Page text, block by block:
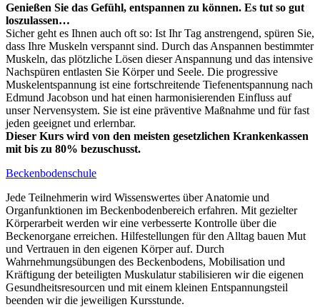
Genießen Sie das Gefühl, entspannen zu können. Es tut so gut
loszulassen…
Sicher geht es Ihnen auch oft so: Ist Ihr Tag anstrengend, spüren Sie,
dass Ihre Muskeln verspannt sind. Durch das Anspannen bestimmter
Muskeln, das plötzliche Lösen dieser Anspannung und das intensive
Nachspüren entlasten Sie Körper und Seele. Die progressive
Muskelentspannung ist eine fortschreitende Tiefenentspannung nach
Edmund Jacobson und hat einen harmonisierenden Einfluss auf
unser Nervensystem. Sie ist eine präventive Maßnahme und für fast
jeden geeignet und erlernbar.
Dieser Kurs wird von den meisten gesetzlichen Krankenkassen
mit bis zu 80% bezuschusst.
Beckenbodenschule
Jede Teilnehmerin wird Wissenswertes über Anatomie und
Organfunktionen im Beckenbodenbereich erfahren. Mit gezielter
Körperarbeit werden wir eine verbesserte Kontrolle über die
Beckenorgane erreichen. Hilfestellungen für den Alltag bauen Mut
und Vertrauen in den eigenen Körper auf. Durch
Wahrnehmungsübungen des Beckenbodens, Mobilisation und
Kräftigung der beteiligten Muskulatur stabilisieren wir die eigenen
Gesundheitsresourcen und mit einem kleinen Entspannungsteil
beenden wir die jeweiligen Kursstunde.